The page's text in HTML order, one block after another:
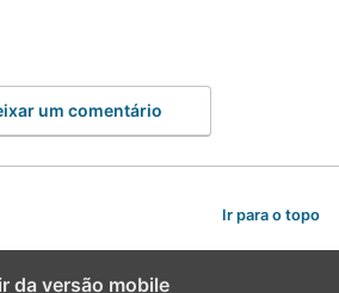
um comentário
Ir para o topo
da versão mobile